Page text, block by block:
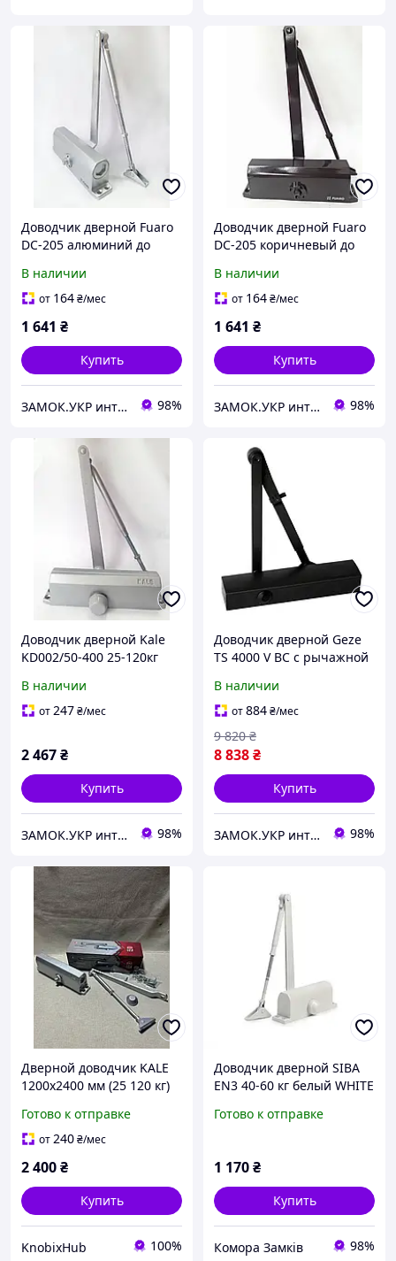
Доводчик дверной Fuaro
DC-205 алюминий до
В наличии
от 164₴/мес
1 641 ₴
Купить
ЗАМОК.УКР интернет-магазин замков и фурнитуры 98%
Доводчик дверной Fuaro
DC-205 коричневый до
В наличии
от 164₴/мес
1 641 ₴
Купить
ЗАМОК.УКР интернет-магазин замков и фурнитуры 98%
Доводчик дверной Kale
KD002/50-400 25-120кг
В наличии
от247₴/мес
2 467₴
Купить
ЗАМОК.УКР интернет-магазин замков и фурнитуры 98%
Доводчик дверной Geze
TS 4000 V BC с рычажной
(Германия)
В наличии
от884₴/мес
8 838₴
9 820 ₴
Купить
ЗАМОК.УКР интернет-магазин замков и фурнитуры 98%
Дверной доводчик KALE
1200x2400 мм (25 120 кг)
Готово к отправке
от240₴/мес
2 400₴
Купить
KnobixHub 100%
Доводчик дверной SIBA
EN3 40-60 кг белый WHITE
Готово к отправке
1 170₴
Купить
Комора Замків 98%